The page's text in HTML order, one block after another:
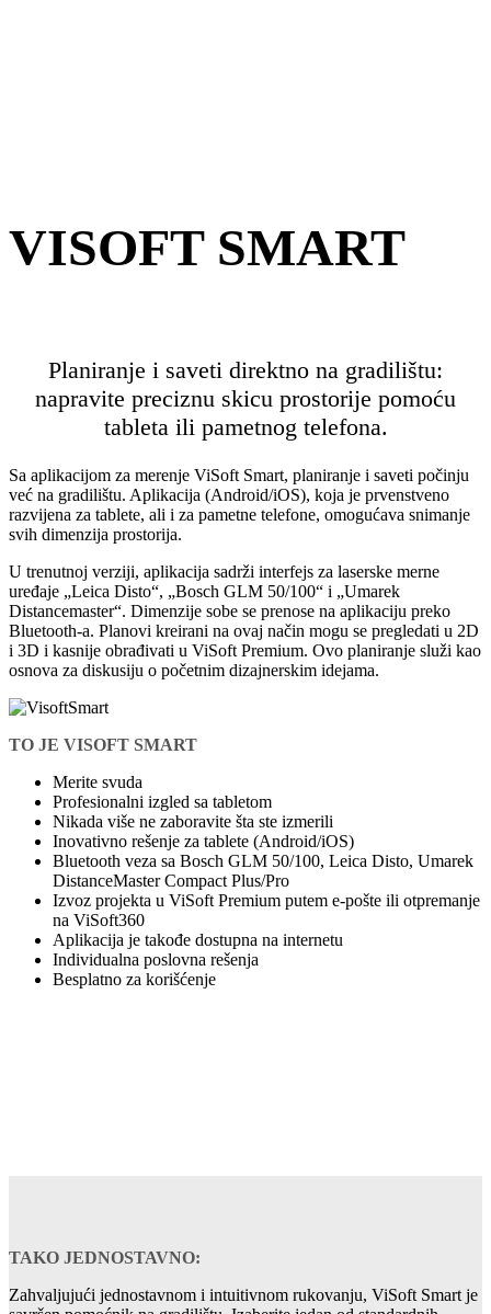
VISOFT SMART
Planiranje i saveti direktno na gradilištu:
napravite preciznu skicu prostorije pomoću
tableta ili pametnog telefona.
Sa aplikacijom za merenje ViSoft Smart, planiranje i saveti počinju
već na gradilištu. Aplikacija (Android/iOS), koja je prvenstveno
razvijena za tablete, ali i za pametne telefone, omogućava snimanje
svih dimenzija prostorija.
U trenutnoj verziji, aplikacija sadrži interfejs za laserske merne
uređaje „Leica Disto“, „Bosch GLM 50/100“ i „Umarek
Distancemaster“. Dimenzije sobe se prenose na aplikaciju preko
Bluetooth-a. Planovi kreirani na ovaj način mogu se pregledati u 2D
i 3D i kasnije obrađivati u ViSoft Premium. Ovo planiranje služi kao
osnova za diskusiju o početnim dizajnerskim idejama.
TO JE VISOFT SMART
Merite svuda
Profesionalni izgled sa tabletom
Nikada više ne zaboravite šta ste izmerili
Inovativno rešenje za tablete (Android/iOS)
Bluetooth veza sa Bosch GLM 50/100, Leica Disto, Umarek
DistanceMaster Compact Plus/Pro
Izvoz projekta u ViSoft Premium putem e-pošte ili otpremanje
na ViSoft360
Aplikacija je takođe dostupna na internetu
Individualna poslovna rešenja
Besplatno za korišćenje
TAKO JEDNOSTAVNO:
Zahvaljujući jednostavnom i intuitivnom rukovanju, ViSoft Smart je